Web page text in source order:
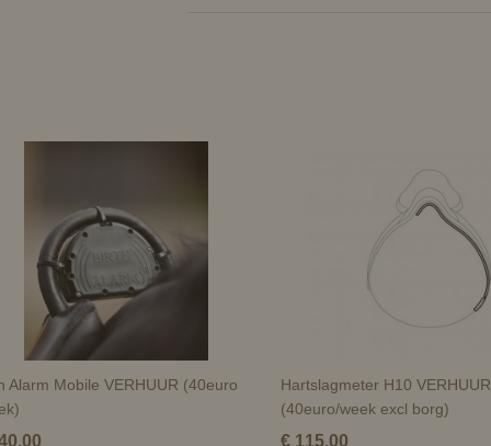
Alarm Mobile VERHUUR (40euro
Hartslagmeter H10 VERHUUR
(40euro/week excl borg)
€ 115,00